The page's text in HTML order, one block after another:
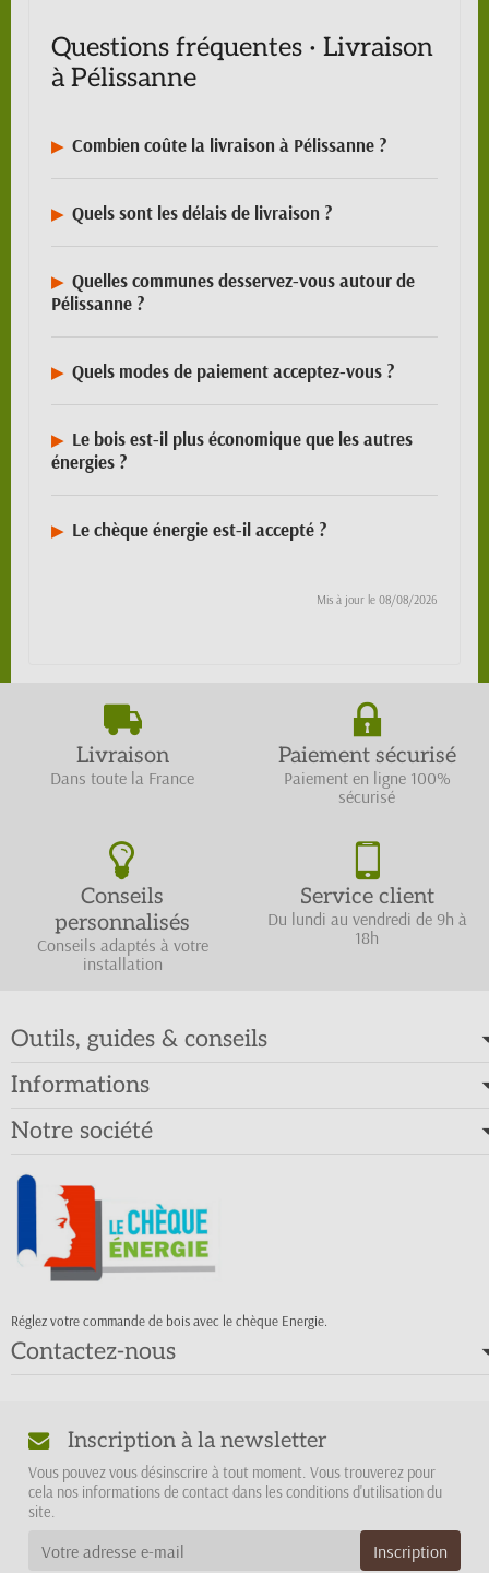
Questions fréquentes · Livraison
à Pélissanne
Combien coûte la livraison à Pélissanne ?
Quels sont les délais de livraison ?
Quelles communes desservez-vous autour de
Pélissanne ?
Quels modes de paiement acceptez-vous ?
Le bois est-il plus économique que les autres
énergies ?
Le chèque énergie est-il accepté ?
Mis à jour le 08/08/2026
Livraison
Dans toute la France
Paiement sécurisé
Paiement en ligne 100%
sécurisé
Conseils
personnalisés
Conseils adaptés à votre
installation
Service client
Du lundi au vendredi de 9h à
18h
Outils, guides & conseils
Informations
Notre société
Réglez votre commande de bois avec le chèque Energie.
Contactez-nous
Inscription à la newsletter
Vous pouvez vous désinscrire à tout moment. Vous trouverez pour
cela nos informations de contact dans les conditions d'utilisation du
site.